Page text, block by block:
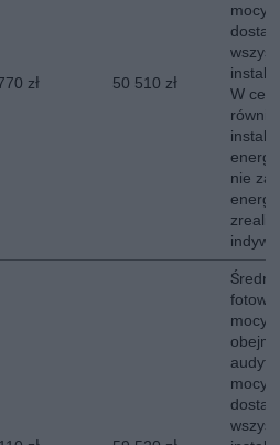
zł 50 510 zł
mocy
W
nie
Średni
mocy
mocy